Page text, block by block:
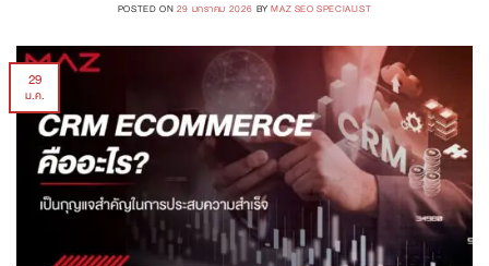
POSTED ON 29 มกราคม 2026 BYMAZ SEO SPECIALIST
29
ม.ค.